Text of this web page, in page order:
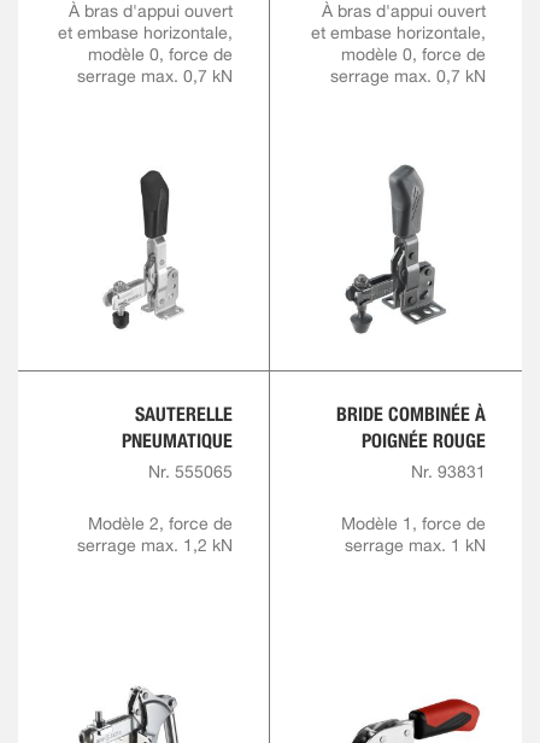
À bras d'appui ouvert
et embase horizontale,
modèle 0, force de
serrage max. 0,7 kN
À bras d'appui ouvert
et embase horizontale,
modèle 0, force de
serrage max. 0,7 kN
SAUTERELLE
PNEUMATIQUE
Nr. 555065
Modèle 2, force de
serrage max. 1,2 kN
BRIDE COMBINÉE À
POIGNÉE ROUGE
Nr. 93831
Modèle 1, force de
serrage max. 1 kN